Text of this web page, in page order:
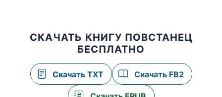
СКАЧАТЬ КНИГУ ПОВСТАНЕЦ
БЕСПЛАТНО
Скачать TXT Скачать FB2